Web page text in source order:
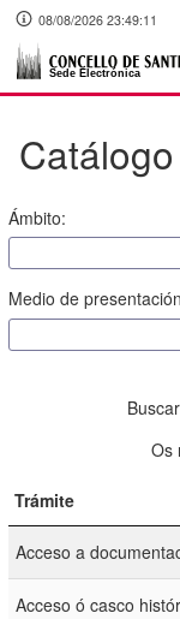
08/08/2026 23:49:11
Ámbito:
Medio de
Buscar
Os
Trámite
Acceso a
Acceso ó casco